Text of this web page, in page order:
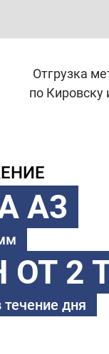
Отгрузка
по Кировску
А3
ОТ 2
дня